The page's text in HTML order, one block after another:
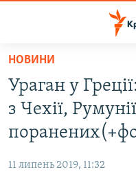
Перейти
основного
матеріалу
до
основної
ВОДА.КРИМ
ВІДЕО ТА ФОТО
БЛОГИ
НОВИНИ
Ураган у
з Чехії,
11 липень 2019, 11:32